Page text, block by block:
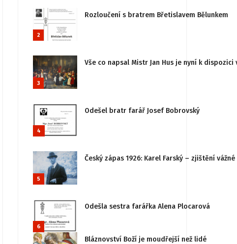
2
Rozloučení s bratrem Břetislavem Bělunkem
3
Vše co napsal Mistr Jan Hus je nyní k
4
Odešel bratr farář Josef Bobrovský
5
Český zápas 1926: Karel Farský – zjištění
6
Odešla sestra farářka Alena Plocarová
Bláznovství Boží je moudřejší než lidé